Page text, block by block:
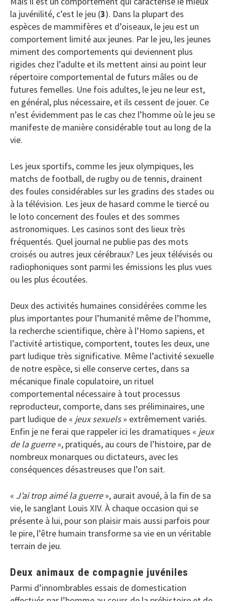
la juvénilité, c’est le jeu (3). Dans la plupart des
espèces de mammifères et d’oiseaux, le jeu est un
comportement limité aux jeunes. Par le jeu, les jeunes
miment des comportements qui deviennent plus
rigides chez l’adulte et ils mettent ainsi au point leur
répertoire comportemental de futurs mâles ou de
futures femelles. Une fois adultes, le jeu ne leur est,
en général, plus nécessaire, et ils cessent de jouer. Ce
n’est évidemment pas le cas chez l’homme où le jeu se
manifeste de manière considérable tout au long de la
vie.
Les jeux sportifs, comme les jeux olympiques, les
matchs de football, de rugby ou de tennis, drainent
des foules considérables sur les gradins des stades ou
à la télévision. Les jeux de hasard comme le tiercé ou
le loto concernent des foules et des sommes
astronomiques. Les casinos sont des lieux très
fréquentés. Quel journal ne publie pas des mots
croisés ou autres jeux cérébraux? Les jeux télévisés ou
radiophoniques sont parmi les émissions les plus vues
ou les plus écoutées.
Deux des activités humaines considérées comme les
plus importantes pour l’humanité même de l’homme,
la recherche scientifique, chère à l’Homo sapiens, et
l’activité artistique, comportent, toutes les deux, une
part ludique très significative. Même l’activité sexuelle
de notre espèce, si elle conserve certes, dans sa
mécanique finale copulatoire, un rituel
comportemental nécessaire à tout processus
reproducteur, comporte, dans ses préliminaires, une
part ludique de « jeux sexuels» extrêmement variés.
Enfin je ne ferai que rappeler ici les dramatiques « jeux
de la guerre», pratiqués, au cours de l’histoire, par de
nombreux monarques ou dictateurs, avec les
conséquences désastreuses que l’on sait.
« J’ai trop aimé la guerre», aurait avoué, à la fin de sa
vie, le sanglant Louis XIV. À chaque occasion qui se
présente à lui, pour son plaisir mais aussi parfois pour
le pire, l’être humain transforme sa vie en un véritable
terrain de jeu.
Deux animaux de compagnie juvéniles
Parmi d’innombrables essais de domestication